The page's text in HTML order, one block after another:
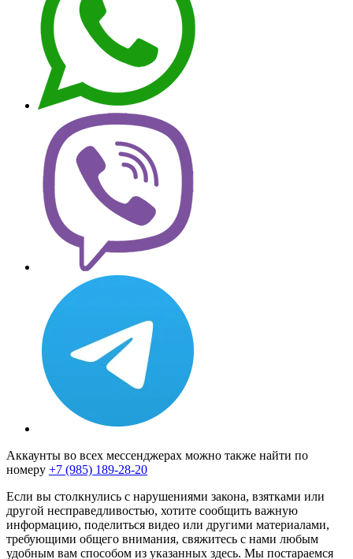
Аккаунты во всех мессенджерах можно также найти по
номеру +7 (985) 189-28-20
Если вы столкнулись с нарушениями закона, взятками или
другой несправедливостью, хотите сообщить важную
информацию, поделиться видео или другими материалами,
требующими общего внимания, свяжитесь с нами любым
удобным вам способом из указанных здесь. Мы постараемся